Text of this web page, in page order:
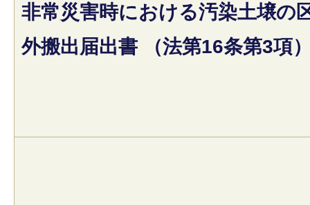
非常災害時における汚染土壌の
外搬出届出書 （法第16条第3項